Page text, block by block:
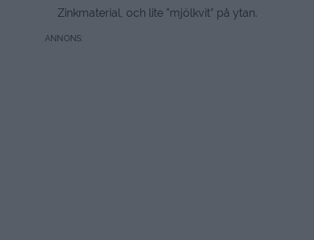
Zinkmaterial, och lite ”mjölkvit” på ytan.